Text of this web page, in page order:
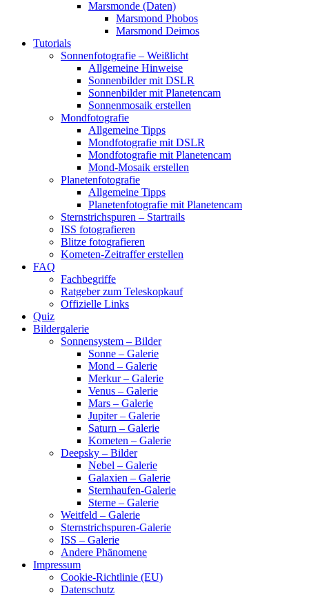
Marsmonde (Daten)
Marsmond Phobos
Marsmond Deimos
Tutorials
Sonnenfotografie – Weißlicht
Allgemeine Hinweise
Sonnenbilder mit DSLR
Sonnenbilder mit Planetencam
Sonnenmosaik erstellen
Mondfotografie
Allgemeine Tipps
Mondfotografie mit DSLR
Mondfotografie mit Planetencam
Mond-Mosaik erstellen
Planetenfotografie
Allgemeine Tipps
Planetenfotografie mit Planetencam
Sternstrichspuren – Startrails
ISS fotografieren
Blitze fotografieren
Kometen-Zeitraffer erstellen
FAQ
Fachbegriffe
Ratgeber zum Teleskopkauf
Offizielle Links
Quiz
Bildergalerie
Sonnensystem – Bilder
Sonne – Galerie
Mond – Galerie
Merkur – Galerie
Venus – Galerie
Mars – Galerie
Jupiter – Galerie
Saturn – Galerie
Kometen – Galerie
Deepsky – Bilder
Nebel – Galerie
Galaxien – Galerie
Sternhaufen-Galerie
Sterne – Galerie
Weitfeld – Galerie
Sternstrichspuren-Galerie
ISS – Galerie
Andere Phänomene
Impressum
Cookie-Richtlinie (EU)
Datenschutz